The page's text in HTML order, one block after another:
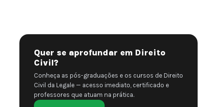
Quer se aprofundar em Direito
Civil?
Conheça as pós-graduações e os cursos de Direito
Civil da Legale — acesso imediato, certificado e
professores que atuam na prática.